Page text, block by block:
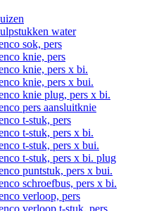
water
sok, pers
knie, pers
knie, pers x bi.
knie, pers x bui.
knie plug, pers x bi.
pers aansluitknie
t-stuk, pers
t-stuk, pers x bi.
t-stuk, pers x bui.
t-stuk, pers x bi. plug
puntstuk, pers x bui.
schroefbus, pers x bi.
verloop, pers
verloop t-stuk, pers